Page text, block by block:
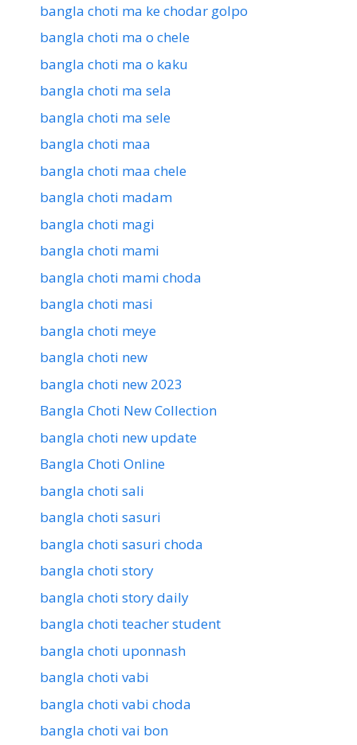
bangla choti ma ke chodar golpo
bangla choti ma o chele
bangla choti ma o kaku
bangla choti ma sela
bangla choti ma sele
bangla choti maa
bangla choti maa chele
bangla choti madam
bangla choti magi
bangla choti mami
bangla choti mami choda
bangla choti masi
bangla choti meye
bangla choti new
bangla choti new 2023
Bangla Choti New Collection
bangla choti new update
Bangla Choti Online
bangla choti sali
bangla choti sasuri
bangla choti sasuri choda
bangla choti story
bangla choti story daily
bangla choti teacher student
bangla choti uponnash
bangla choti vabi
bangla choti vabi choda
bangla choti vai bon